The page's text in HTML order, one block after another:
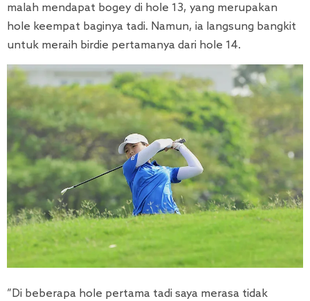
malah mendapat bogey di hole 13, yang merupakan
hole keempat baginya tadi. Namun, ia langsung bangkit
untuk meraih birdie pertamanya dari hole 14.
”Di beberapa hole pertama tadi saya merasa tidak